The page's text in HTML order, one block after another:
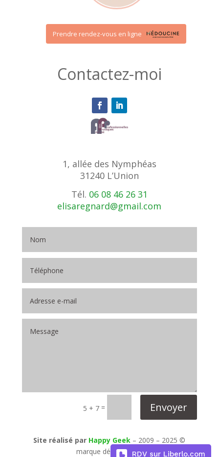
Prendre rendez-vous en ligne
Contactez-moi
1, allée des Nymphéas
31240 L’Union
Tél. 06 08 46 26 31
elisaregnard@gmail.com
5 + 7 = Envoyer
Site réalisé par Happy Geek – 2009 – 2025 ©
marque déposée inpiRDV sur Liberlo.com